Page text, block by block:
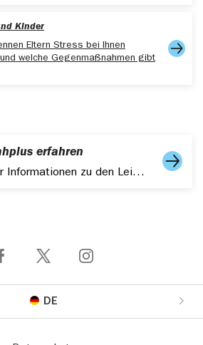
Kinder
Eltern Stress bei Ihnen
welche Gegenmaßnahmen gibt
erfahren
Sie möchten mehr Informationen zu den Leistungen, Services der mhplus erhalten? Bestellen Sie hier Ihr Infopaket.
DE